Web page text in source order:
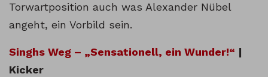
Torwartposition auch was Alexander Nübel
angeht, ein Vorbild sein.
Singhs Weg – „Sensationell, ein Wunder!“ |
Kicker